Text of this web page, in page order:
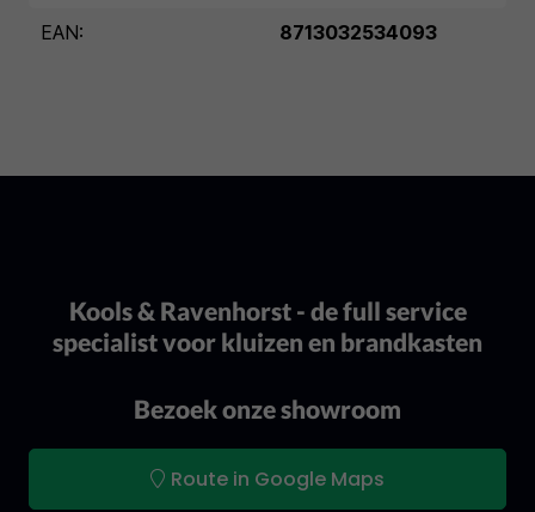
EAN:
8713032534093
Kools & Ravenhorst - de full service
specialist voor kluizen en brandkasten
Bezoek onze showroom
Route in Google Maps